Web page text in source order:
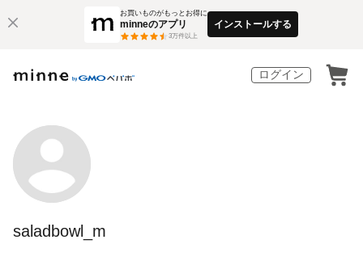
お買いものがもっとお得に
minneのアプリ
3万件以上
インストールする
ログイン
saladbowl_m